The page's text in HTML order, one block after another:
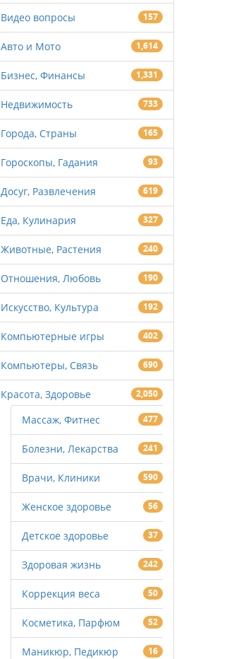
Видео вопросы 157
Авто и Мото 1,614
Бизнес, Финансы 1,331
Недвижимость 733
Города, Страны 165
Гороскопы, Гадания 93
Досуг, Развлечения 619
Еда, Кулинария 327
Животные, Растения 240
Отношения, Любовь 190
Искусство, Культура 192
Компьютерные игры 402
Компьютеры, Связь 690
Красота, Здоровье 2,050
Массаж, Фитнес 477
Болезни, Лекарства 241
Врачи, Клиники 590
Женское здоровье 56
Детское здоровье 37
Здоровая жизнь 242
Коррекция веса 50
Косметика, Парфюм 52
Маникюр, Педикюр 16